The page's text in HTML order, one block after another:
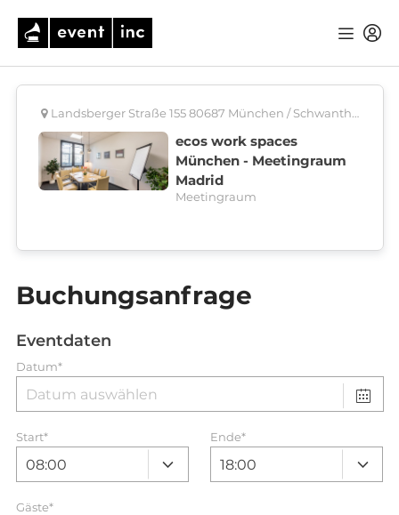
Landsberger Straße 155 80687 München / Schwanthalerhöhe
ecos work spaces
München - Meetingraum
Madrid
Meetingraum
Buchungsanfrage
Eventdaten
Datum*
Start* Ende*
Gäste*